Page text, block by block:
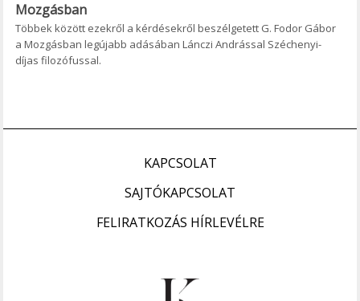
Mozgásban
Többek között ezekről a kérdésekről beszélgetett G. Fodor Gábor
a Mozgásban legújabb adásában Lánczi Andrással Széchenyi-
díjas filozófussal.
KAPCSOLAT
SAJTÓKAPCSOLAT
FELIRATKOZÁS HÍRLEVÉLRE